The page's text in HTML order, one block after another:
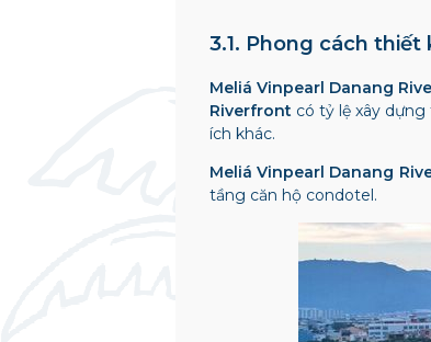
3.1. Phong cách thiết
Meliá Vinpearl Danang
Riverfrontcó tỷ lệ xây dựng
ích khác.
Meliá Vinpearl Danang
tầng căn hộ condotel.